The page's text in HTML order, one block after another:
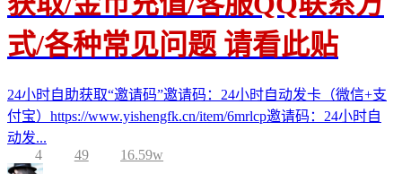
式/各种常见问题 请看此贴
24小时自助获取“邀请码”邀请码：24小时自动发卡（微信+支
付宝）https://www.yishengfk.cn/item/6mrlcp邀请码：24小时自
动发...
4
49 16.59w